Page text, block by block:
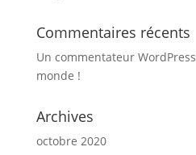
Commentaires récents
Un commentateur WordPress
monde !
Archives
octobre 2020